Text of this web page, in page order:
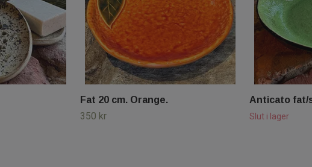
Fat 20 cm. Orange.
350 kr
Anticato fat/
Slut i lager